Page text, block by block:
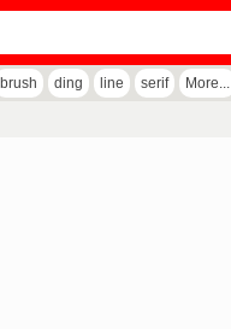
brush ding line serif More...